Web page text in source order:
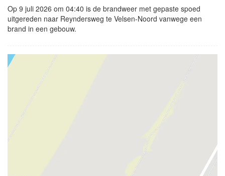
Op 9 juli 2026 om 04:40 is de brandweer met gepaste spoed
uitgereden naar Reyndersweg te Velsen-Noord vanwege een
brand in een gebouw.